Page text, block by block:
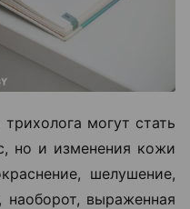
могут стать
но и изменения кожи
шелушение,
выраженная